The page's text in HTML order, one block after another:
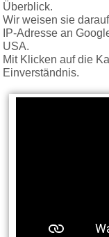
Überblick.
Wir weisen sie
IP-Adresse an
USA.
Mit Klicken auf die
Einverständnis.